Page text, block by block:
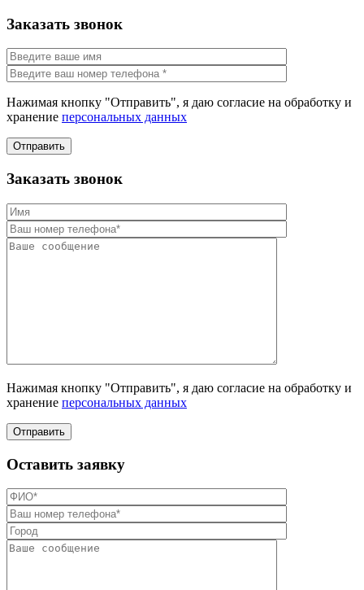
Заказать звонок
Нажимая кнопку "Отправить", я даю согласие на обработку и
хранение персональных данных
Отправить
Заказать звонок
Нажимая кнопку "Отправить", я даю согласие на обработку и
хранение персональных данных
Отправить
Оставить заявку